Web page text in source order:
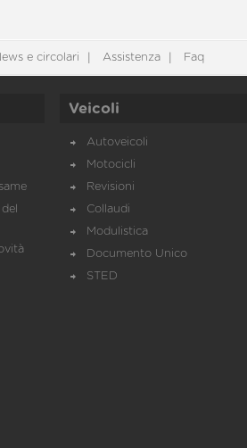
e circolari Assistenza Faq
Veicoli
Autoveicoli
Motocicli
Revisioni
Collaudi
Modulistica
Documento Unico
STED